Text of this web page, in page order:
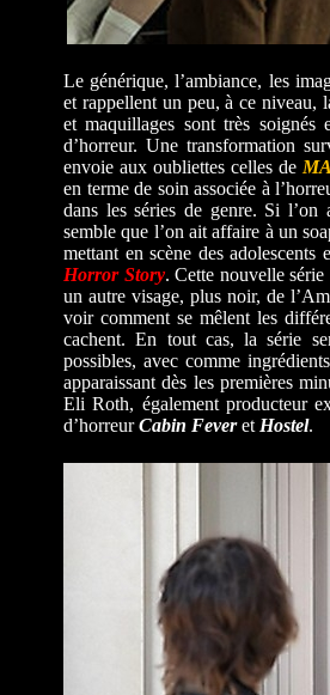
Le générique, l’ambiance, les
et rappellent un peu, à ce niveau,
et maquillages sont très soignés
d’horreur. Une transformation
envoie aux oubliettes celles de
en terme de soin associée à
dans les séries de genre. Si
semble que l’on ait affaire à un
mettant en scène des
Horror Story. Cette nouvelle série
un autre visage, plus noir, de
voir comment se mêlent les
cachent. En tout cas, la série
possibles, avec comme
apparaissant dès les premières
Eli Roth, également producteur
d’horreurCabin Feveret Hostel.